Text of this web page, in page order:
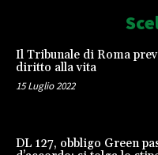
Il Tribunale di Roma
diritto alla vita
15 Luglio 2022
DL 127, obbligo Green